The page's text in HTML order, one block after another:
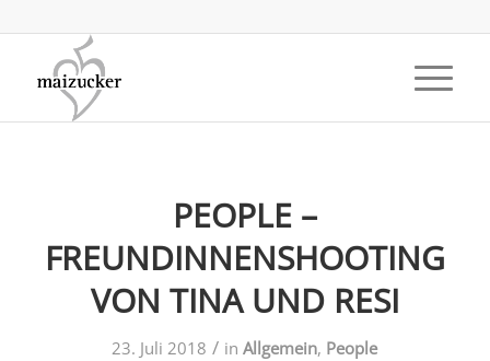
PEOPLE –
FREUNDINNENSHOOTING
VON TINA UND RESI
23. Juli 2018 / inAllgemein, People